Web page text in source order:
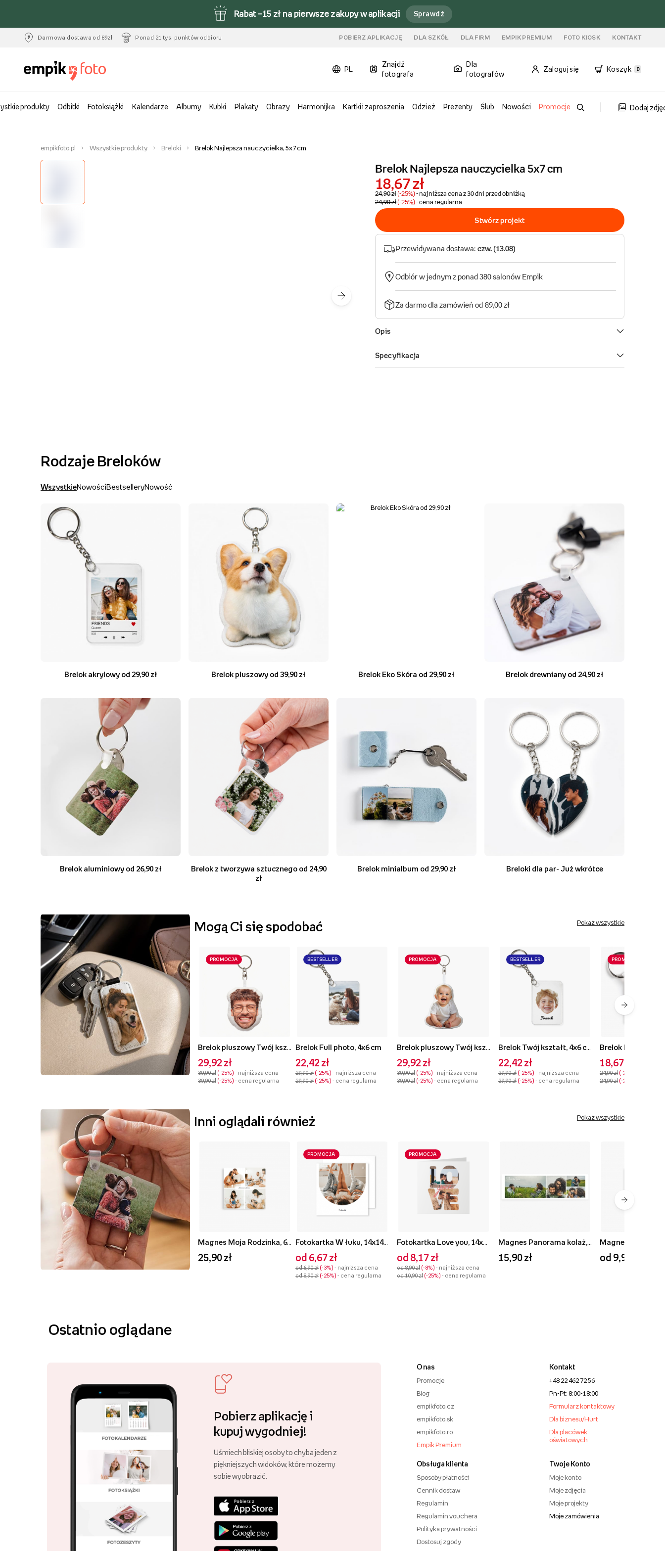
Rabat –15 zł na pierwsze zakupy w aplikacji Sprawdź
Darmowa dostawa od 89zł Ponad 21 tys. punktów odbioru POBIERZ APLIKACJĘ DLA SZKÓŁ DLA FIRM EMPIK PREMIUM FOTO KIOSK KONTAKT
PL
Znajdź
fotografa
Dla
fotografów
Zaloguj się Koszyk 0
produkty Odbitki Fotoksiążki Kalendarze Albumy Kubki Plakaty Obrazy Harmonijka Kartki i zaproszenia Odzież Prezenty Ślub Nowości Promocje Dodaj
empikfoto.pl Wszystkie produkty Breloki Brelok Najlepsza nauczycielka, 5x7 cm
Rodzaje Breloków
WszystkieNowościBestselleryNowość
Brelok akrylowy od 29,90 zł Brelok pluszowy od 39,90 zł Brelok Eko Skóra od 29,90 zł Brelok drewniany od 24,90 zł
Brelok aluminiowy od 26,90 zł
Brelok z tworzywa sztucznego od 24,90
zł
Brelok minialbum od 29,90 zł Breloki dla par- Już wkrótce
Mogą Ci się spodobać Pokaż wszystkie
PROMOCJA
29,92 zł
39,90 zł -25% - najniższa cena
39,90 zł -25% - cena regularna
BESTSELLER
Brelok Full photo, 4x6 cm
22,42 zł
29,90 zł -25% - najniższa cena
29,90 zł -25% - cena regularna
PROMOCJA
29,92 zł
39,90 zł -25% - najniższa cena
39,90 zł -25% - cena regularna
BESTSELLER
22,42 zł
29,90 zł -25% - najniższa cena
29,90 zł -25% - cena regularna
PROMOCJA
18,67 zł
24,90 zł -25%
24,90 zł -25%
Inni oglądali również Pokaż wszystkie
Magnes Moja Rodzinka, 6x6 cm
25,90 zł
PROMOCJA
Fotokartka W łuku, 14x14 cm
od 6,67 zł
od 6,90 zł -3% - najniższa cena
od 8,90 zł -25% - cena regularna
PROMOCJA
od 8,17 zł
od 8,90 zł -8% - najniższa cena
od 10,90 zł -25% - cena regularna
15,90 zł od 9,90 zł
Ostatnio oglądane
Pobierz aplikację i
kupuj wygodniej!
Uśmiech bliskiej osoby to chyba jeden z
piękniejszych widoków, które możemy
sobie wyobrazić.
O nas
Promocje
Blog
empikfoto.cz
empikfoto.sk
empikfoto.ro
Empik Premium
Obsługa klienta
Sposoby płatności
Cennik dostaw
Regulamin
Regulamin vouchera
Polityka prywatności
Dostosuj zgody
Kontakt
+48 22 462 72 56
Pn-Pt: 8:00-18:00
Formularz kontaktowy
Dla biznesu/Hurt
Dla placówek
oświatowych
Twoje Konto
Moje konto
Moje zdjęcia
Moje projekty
Moje zamówienia